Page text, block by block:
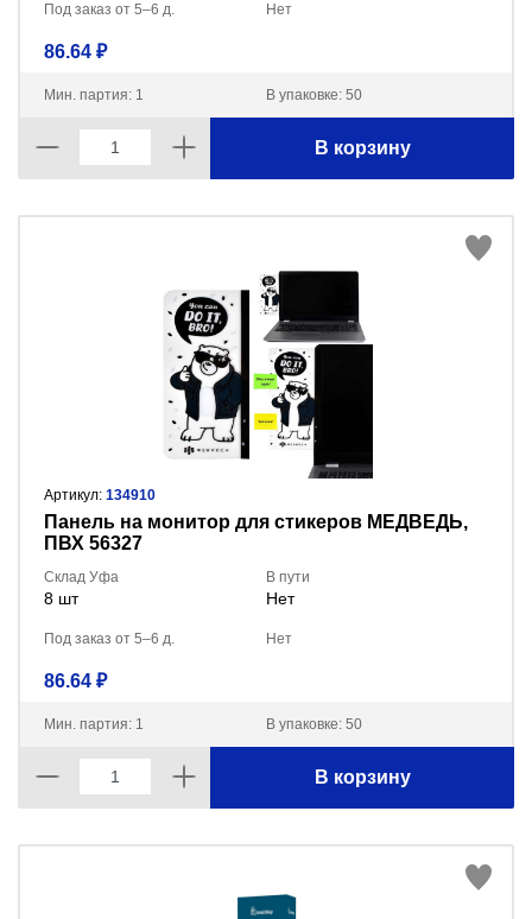
Под заказ от 5–6 д. Нет
86.64 ₽
Мин. партия: 1 В упаковке: 50
В корзину
Артикул: 134910
Панель на монитор для стикеров МЕДВЕДЬ,
ПВХ 56327
Склад Уфа
8 шт
В пути
Нет
Под заказ от 5–6 д. Нет
86.64 ₽
Мин. партия: 1 В упаковке: 50
В корзину